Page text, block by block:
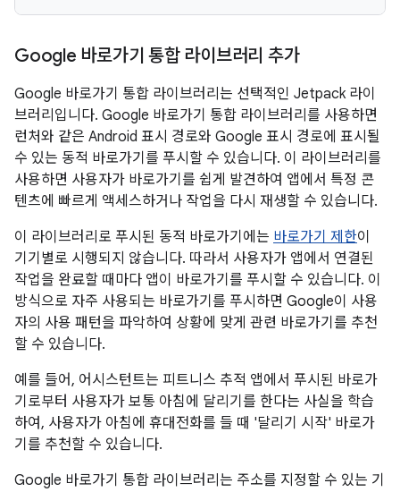
Google 바로가기 통합 라이브러리 추가
Google 바로가기 통합 라이브러리는 선택적인 Jetpack 라이
브러리입니다. Google 바로가기 통합 라이브러리를 사용하면
런처와 같은 Android 표시 경로와 Google 표시 경로에 표시될
수 있는 동적 바로가기를 푸시할 수 있습니다. 이 라이브러리를
사용하면 사용자가 바로가기를 쉽게 발견하여 앱에서 특정 콘
텐츠에 빠르게 액세스하거나 작업을 다시 재생할 수 있습니다.
이 라이브러리로 푸시된 동적 바로가기에는 바로가기 제한이
기기별로 시행되지 않습니다. 따라서 사용자가 앱에서 연결된
작업을 완료할 때마다 앱이 바로가기를 푸시할 수 있습니다. 이
방식으로 자주 사용되는 바로가기를 푸시하면 Google이 사용
자의 사용 패턴을 파악하여 상황에 맞게 관련 바로가기를 추천
할 수 있습니다.
예를 들어, 어시스턴트는 피트니스 추적 앱에서 푸시된 바로가
기로부터 사용자가 보통 아침에 달리기를 한다는 사실을 학습
하여, 사용자가 아침에 휴대전화를 들 때 '달리기 시작' 바로가
기를 추천할 수 있습니다.
Google 바로가기 통합 라이브러리는 주소를 지정할 수 있는 기